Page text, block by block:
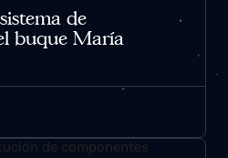
sistema de
buque María